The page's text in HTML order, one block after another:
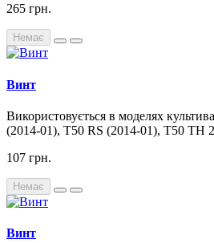
265 грн.
Немає
Винт
Використовується в моделях
(2014-01), T50 RS (2014-01), T50 TH
107 грн.
Немає
Винт